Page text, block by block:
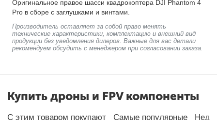
Оригинальное правое шасси квадрокоптера DJI Phantom 4
Pro в сборе с заглушками и винтами.
Производитель оставляет за собой право менять
технические характеристики, комплектацию и внешний вид
продукции без уведомления дилеров. Важные для вас детали
рекомендуем обсудить с менеджером при согласовании заказа.
Купить дроны и FPV компоненты
С этим товаром покупают Самые популярные